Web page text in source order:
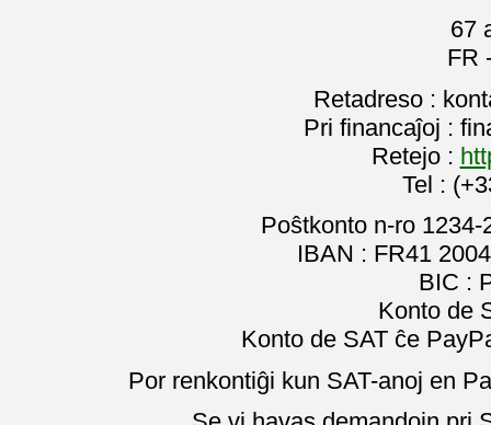
67
FR
Retadreso :
Pri financaĵoj :
Retejo :
Tel :
Poŝtkonto n-ro
IBAN : FR41
BIC :
Konto de
Konto de SAT ĉe
Por renkontiĝi kun SAT-anoj en